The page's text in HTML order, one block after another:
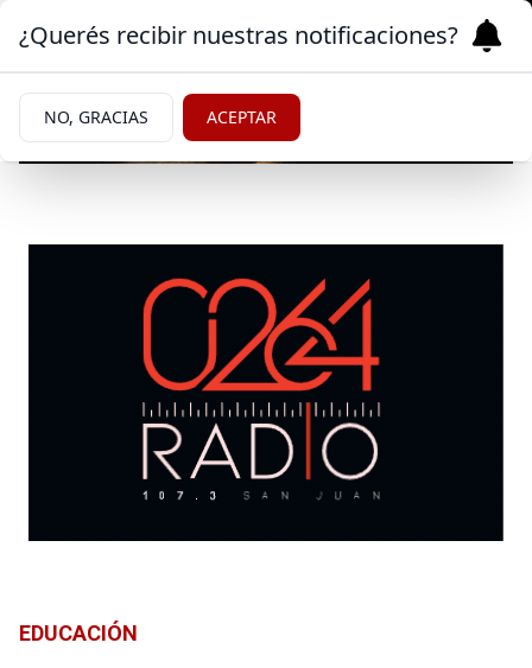
EDUCACIÓN
¿Querés recibir nuestras notificaciones?
NO, GRACIAS ACEPTAR